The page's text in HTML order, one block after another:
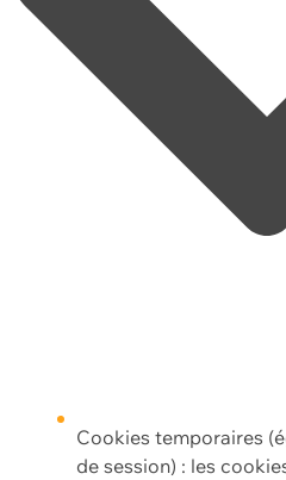
Cookies temporaires
de session) : les